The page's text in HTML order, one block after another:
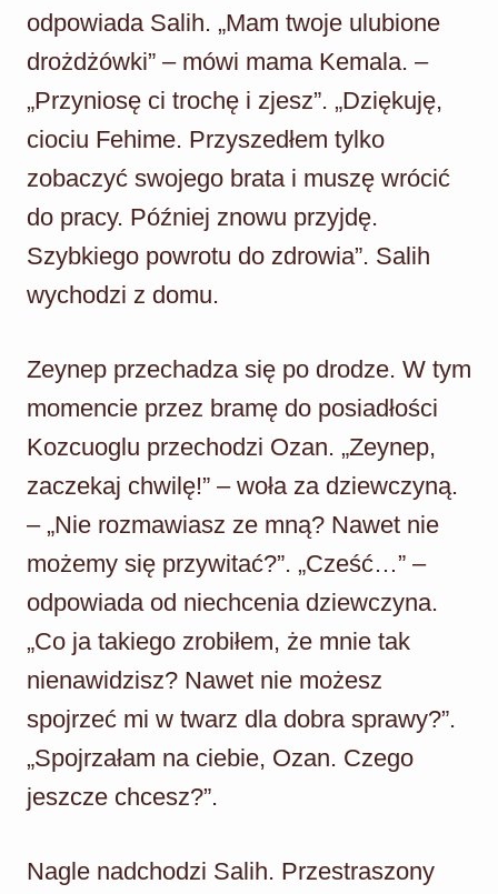
odpowiada Salih. „Mam twoje ulubione
drożdżówki” – mówi mama Kemala. –
„Przyniosę ci trochę i zjesz”. „Dziękuję,
ciociu Fehime. Przyszedłem tylko
zobaczyć swojego brata i muszę wrócić
do pracy. Później znowu przyjdę.
Szybkiego powrotu do zdrowia”. Salih
wychodzi z domu.
Zeynep przechadza się po drodze. W tym
momencie przez bramę do posiadłości
Kozcuoglu przechodzi Ozan. „Zeynep,
zaczekaj chwilę!” – woła za dziewczyną.
– „Nie rozmawiasz ze mną? Nawet nie
możemy się przywitać?”. „Cześć…” –
odpowiada od niechcenia dziewczyna.
„Co ja takiego zrobiłem, że mnie tak
nienawidzisz? Nawet nie możesz
spojrzeć mi w twarz dla dobra sprawy?”.
„Spojrzałam na ciebie, Ozan. Czego
jeszcze chcesz?”.
Nagle nadchodzi Salih. Przestraszony